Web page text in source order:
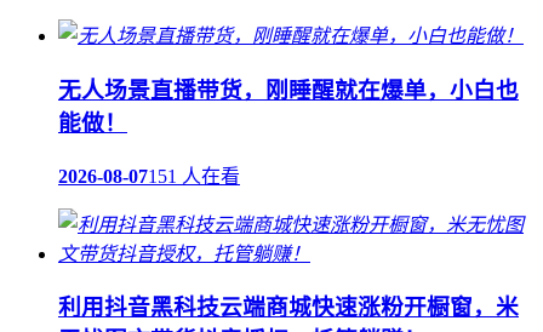
无人场景直播带货，刚睡醒就在爆单，小白也
能做！
2026-08-07151 人在看
利用抖音黑科技云端商城快速涨粉开橱窗，米